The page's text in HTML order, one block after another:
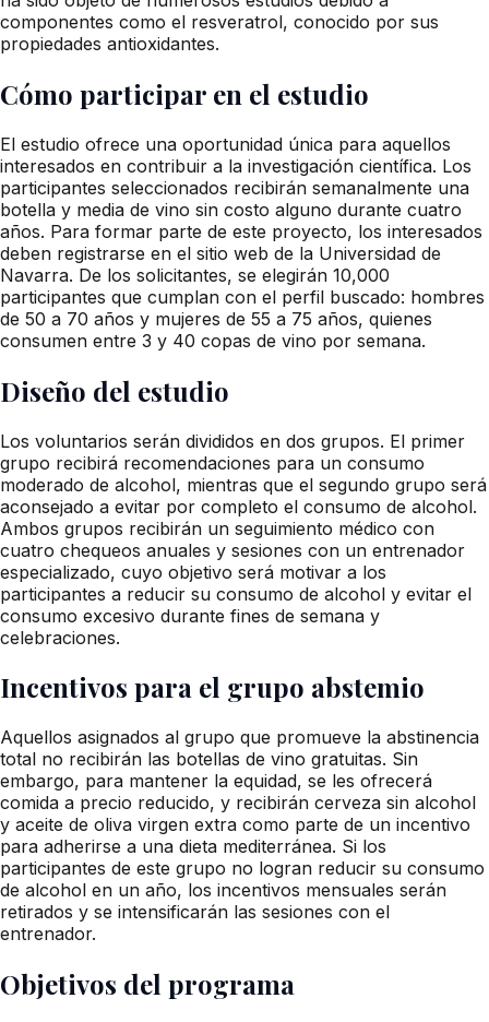
componentes como el resveratrol, conocido por sus
propiedades antioxidantes.
Cómo participar en el estudio
El estudio ofrece una oportunidad única para aquellos
interesados en contribuir a la investigación científica. Los
participantes seleccionados recibirán semanalmente una
botella y media de vino sin costo alguno durante cuatro
años. Para formar parte de este proyecto, los interesados
deben registrarse en el sitio web de la Universidad de
Navarra. De los solicitantes, se elegirán 10,000
participantes que cumplan con el perfil buscado: hombres
de 50 a 70 años y mujeres de 55 a 75 años, quienes
consumen entre 3 y 40 copas de vino por semana.
Diseño del estudio
Los voluntarios serán divididos en dos grupos. El primer
grupo recibirá recomendaciones para un consumo
moderado de alcohol, mientras que el segundo grupo será
aconsejado a evitar por completo el consumo de alcohol.
Ambos grupos recibirán un seguimiento médico con
cuatro chequeos anuales y sesiones con un entrenador
especializado, cuyo objetivo será motivar a los
participantes a reducir su consumo de alcohol y evitar el
consumo excesivo durante fines de semana y
celebraciones.
Incentivos para el grupo abstemio
Aquellos asignados al grupo que promueve la abstinencia
total no recibirán las botellas de vino gratuitas. Sin
embargo, para mantener la equidad, se les ofrecerá
comida a precio reducido, y recibirán cerveza sin alcohol
y aceite de oliva virgen extra como parte de un incentivo
para adherirse a una dieta mediterránea. Si los
participantes de este grupo no logran reducir su consumo
de alcohol en un año, los incentivos mensuales serán
retirados y se intensificarán las sesiones con el
entrenador.
Objetivos del programa